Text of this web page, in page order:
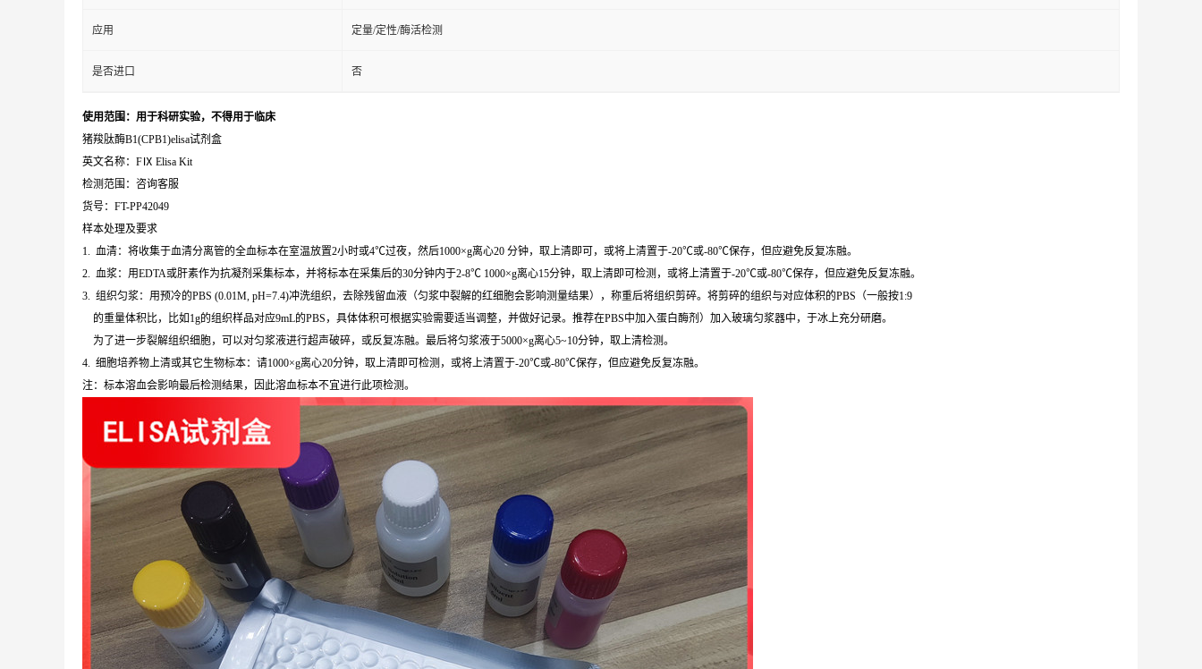
应用 定量/定性/酶活检测
是否进口 否
使用范围：用于科研实验，不得用于临床
猪羧肽酶B1(CPB1)elisa试剂盒
英文名称：FⅨ Elisa Kit
检测范围：咨询客服
货号：FT-PP42049
样本处理及要求
1. 血清：将收集于血清分离管的全血标本在室温放置2小时或4℃过夜，然后1000×g离心20 分钟，取上清即可，或将上清置于-20℃或-80℃保存，但应避免反复冻融。
2. 血浆：用EDTA或肝素作为抗凝剂采集标本，并将标本在采集后的30分钟内于2-8℃ 1000×g离心15分钟，取上清即可检测，或将上清置于-20℃或-80℃保存，但应避免反复冻融。
3. 组织匀浆：用预冷的PBS (0.01M, pH=7.4)冲洗组织，去除残留血液（匀浆中裂解的红细胞会影响测量结果），称重后将组织剪碎。将剪碎的组织与对应体积的PBS（一般按1:9
的重量体积比，比如1g的组织样品对应9mL的PBS，具体体积可根据实验需要适当调整，并做好记录。推荐在PBS中加入蛋白酶剂）加入玻璃匀浆器中，于冰上充分研磨。
为了进一步裂解组织细胞，可以对匀浆液进行超声破碎，或反复冻融。最后将匀浆液于5000×g离心5~10分钟，取上清检测。
4. 细胞培养物上清或其它生物标本：请1000×g离心20分钟，取上清即可检测，或将上清置于-20℃或-80℃保存，但应避免反复冻融。
注：标本溶血会影响最后检测结果，因此溶血标本不宜进行此项检测。